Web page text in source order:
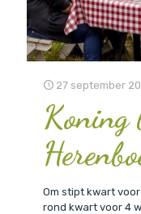
27 september
Koning
Om stipt kwart
rond kwart voor 4